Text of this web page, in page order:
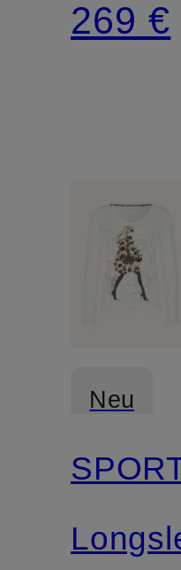
und
269 €
Neu